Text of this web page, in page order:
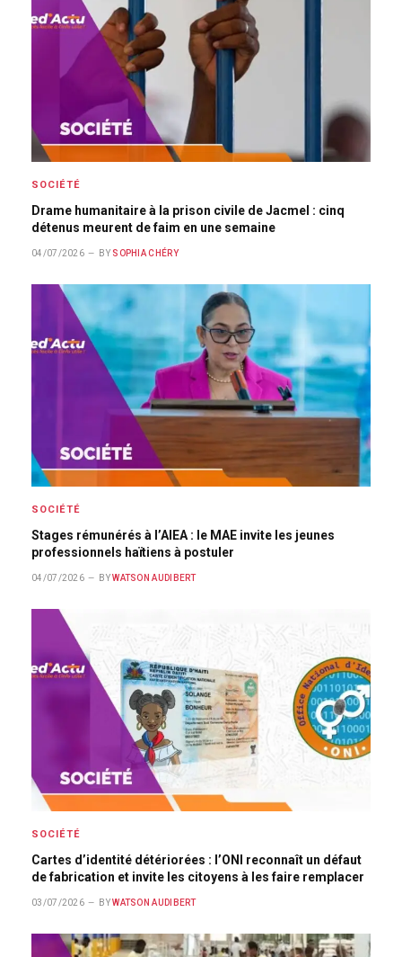
SOCIÉTÉ
Drame humanitaire à la prison civile de Jacmel : cinq
détenus meurent de faim en une semaine
04/07/2026 BY SOPHIA CHÉRY
SOCIÉTÉ
Stages rémunérés à l’AIEA : le MAE invite les jeunes
professionnels haïtiens à postuler
04/07/2026 BY WATSON AUDIBERT
SOCIÉTÉ
Cartes d’identité détériorées : l’ONI reconnaît un défaut
de fabrication et invite les citoyens à les faire remplacer
03/07/2026 BY WATSON AUDIBERT